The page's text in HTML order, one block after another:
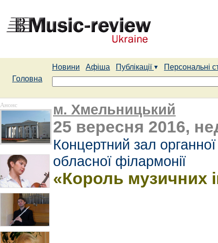
Новини Афіша Публікації
Персональні
Головна
Анонс м. Хмельницький
25 вересня 2016,
Концертний зал
обласної філармонії
«Король музичних